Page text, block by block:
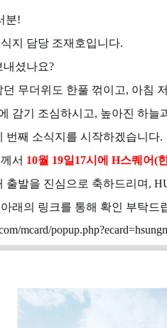
분!
지 담당 조재호입니다.
내셨나요?
던 무더위도 한풀 꺾이고, 아침
감기 조심하시고, 높아진 하
번째 소식지를 시작하겠습니다.
께서 10월 19일17시에 H스퀘어(
출발을 진심으로 축하드리며,
래의 링크를 통해 확인 부탁드
mcard/